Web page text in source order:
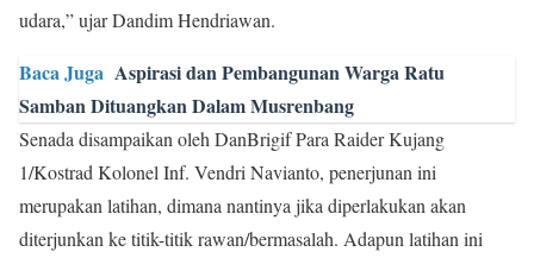
udara,” ujar Dandim Hendriawan.
Baca Juga Aspirasi dan Pembangunan Warga Ratu
Samban Dituangkan Dalam Musrenbang
Senada disampaikan oleh DanBrigif Para Raider Kujang
1/Kostrad Kolonel Inf. Vendri Navianto, penerjunan ini
merupakan latihan, dimana nantinya jika diperlakukan akan
diterjunkan ke titik-titik rawan/bermasalah. Adapun latihan ini